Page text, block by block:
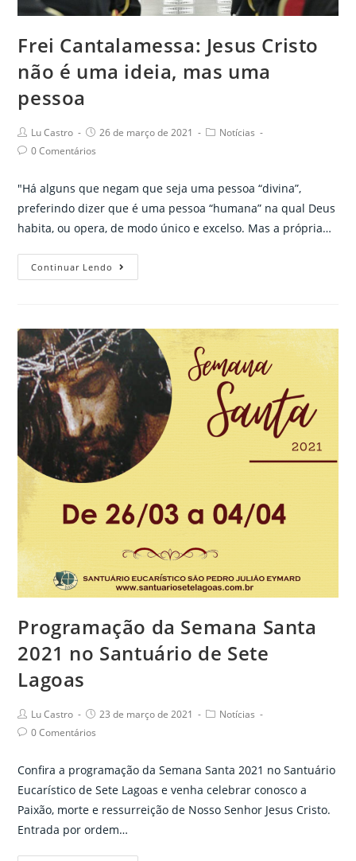
sanitárias
pandemia
da
Frei Cantalamessa: Jesus Cristo
não é uma ideia, mas uma
pessoa
Post
author:
Lu Castro
Post
published:
26 de março de 2021
PostNotícias
Post0 Comentários
"Há alguns que negam que seja uma pessoa “divina”,
preferindo dizer que é uma pessoa “humana” na qual Deus
habita, ou opera, de modo único e excelso. Mas a própria…
Continuar Lendo
Cantalamessa:
não
é
uma
mas
uma
pessoa
Programação da Semana Santa
2021 no Santuário de Sete
Lagoas
Post
author:
Lu Castro
Post
published:
23 de março de 2021
PostNotícias
Post0 Comentários
Confira a programação da Semana Santa 2021 no Santuário
Eucarístico de Sete Lagoas e venha celebrar conosco a
Paixão, morte e ressurreição de Nosso Senhor Jesus Cristo.
Entrada por ordem…